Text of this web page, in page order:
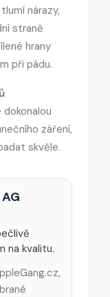
nárazy,
straně
hrany
při pádu.
záření,
skvěle.
na kvalitu.